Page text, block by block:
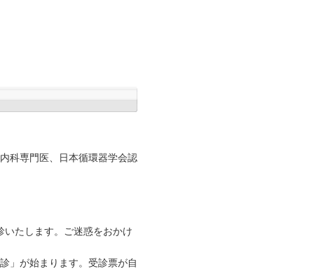
科専門医、日本循環器学会認
いたします。ご迷惑をおかけ
」が始まります。受診票が自